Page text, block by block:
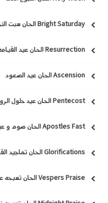
Bright Saturday الحان سبت النور
Resurrection الحان عيد القيامه
Ascension الحان عيد الصعود
Pentecost الحان عيد حلول الروح القدس
Apostles Fast الحان صوم و عيد الرسل
Glorifications الحان تماجيد القديسيين
Vespers Praise الحان تسبحه عشيه